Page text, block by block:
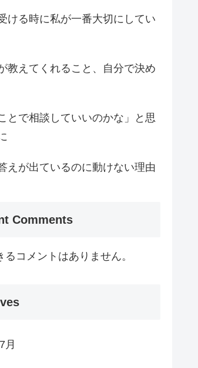
ける時に私が一番大切にしてい
教えてくれること、自分で決め
とで相談していいのかな」と思
えが出ているのに動けない理由
Comments
るコメントはありません。
月